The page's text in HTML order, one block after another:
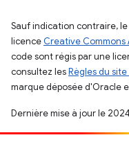
Sauf indication contraire,
licence Creative Commons
code sont régis par une
consultez lesRègles du
marque déposée d'Oracle
Dernière mise à jour le